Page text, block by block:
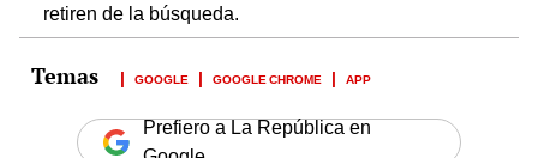
retiren de la búsqueda.
GOOGLE GOOGLE CHROME APP
Prefiero a La República en